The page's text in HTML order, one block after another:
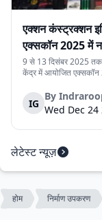
एक्शन कंस्ट्रक्शन
एक्सकॉन 2025 में
श्रृंखला पेश की
9 से 13 दिसंबर 2025 तक
केंद्र में आयोजित
पेश की। यह नई मशीनें
और संचालन को बेहतर
IG
By
Wed Dec 24
लेटेस्ट न्यूज़
होम निर्माण उपकरण